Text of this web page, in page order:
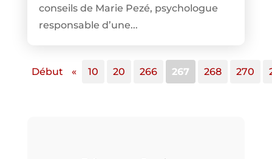
conseils de Marie Pezé, psychologue
responsable d’une...
Début « 10 20 266 267 268 270